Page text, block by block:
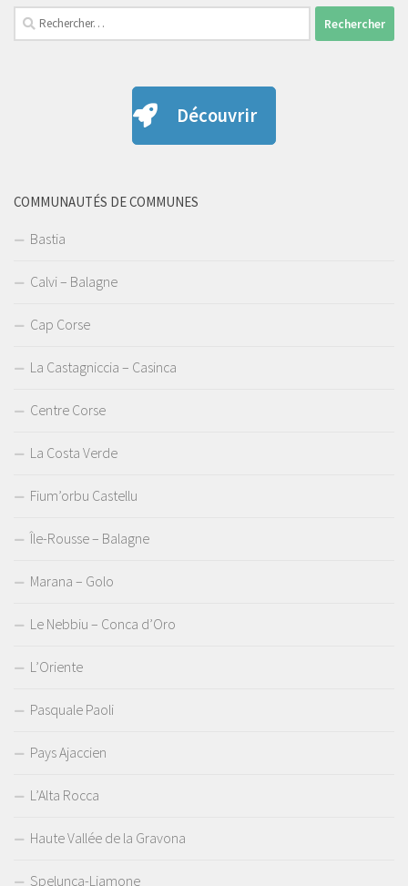
Rechercher :
Découvrir
COMMUNAUTÉS DE COMMUNES
Bastia
Calvi – Balagne
Cap Corse
La Castagniccia – Casinca
Centre Corse
La Costa Verde
Fium’orbu Castellu
Île-Rousse – Balagne
Marana – Golo
Le Nebbiu – Conca d’Oro
L’Oriente
Pasquale Paoli
Pays Ajaccien
L’Alta Rocca
Haute Vallée de la Gravona
Spelunca-Liamone